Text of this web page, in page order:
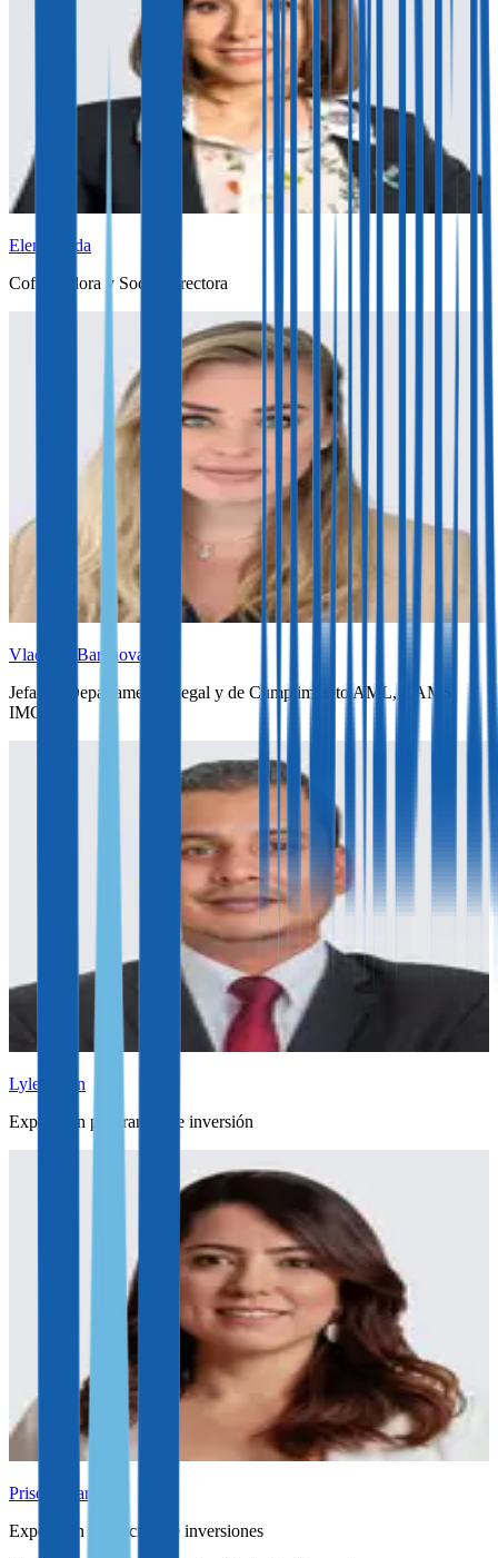
Elena Ruda
Cofundadora y Socia Directora
Vladlena Baranova
Jefa del Departamento Legal y de Cumplimiento AML, CAMS,
IMCM
Lyle Julien
Experto en programas de inversión
Priscila Carvalho
Experta en migración de inversiones